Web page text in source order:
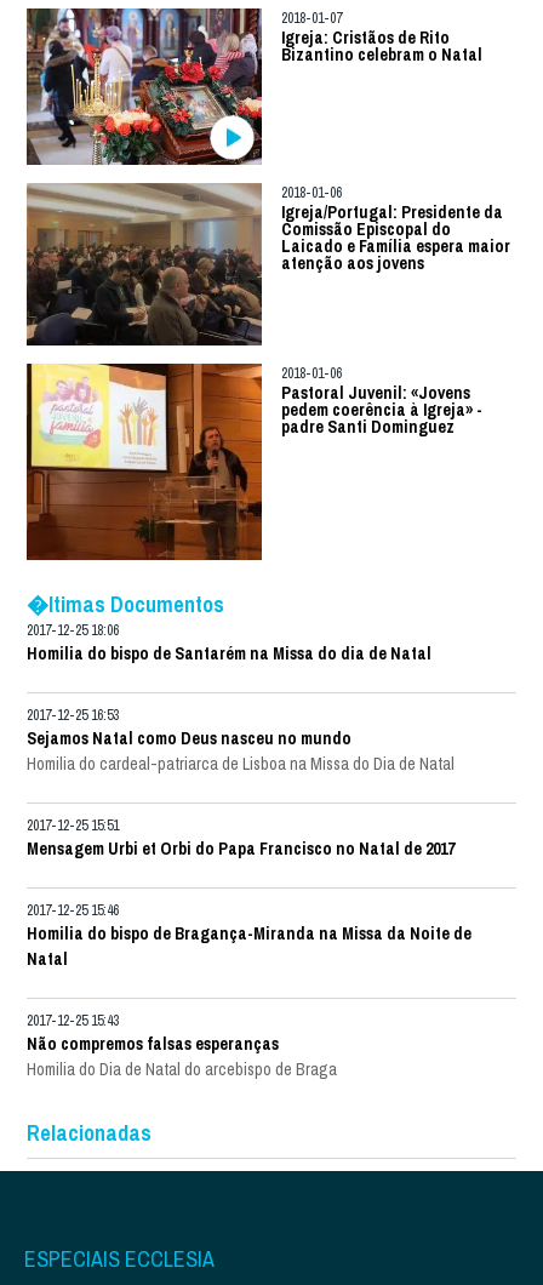
2018-01-07
Igreja: Cristãos de Rito
Bizantino celebram o Natal
2018-01-06
Igreja/Portugal: Presidente da
Comissão Episcopal do
Laicado e Família espera maior
atenção aos jovens
2018-01-06
Pastoral Juvenil: «Jovens
pedem coerência à Igreja» -
padre Santi Dominguez
�ltimas Documentos
2017-12-25 18:06
Homilia do bispo de Santarém na Missa do dia de Natal
2017-12-25 16:53
Sejamos Natal como Deus nasceu no mundo
Homilia do cardeal-patriarca de Lisboa na Missa do Dia de Natal
2017-12-25 15:51
Mensagem Urbi et Orbi do Papa Francisco no Natal de 2017
2017-12-25 15:46
Homilia do bispo de Bragança-Miranda na Missa da Noite de
Natal
2017-12-25 15:43
Não compremos falsas esperanças
Homilia do Dia de Natal do arcebispo de Braga
Relacionadas
ESPECIAIS ECCLESIA